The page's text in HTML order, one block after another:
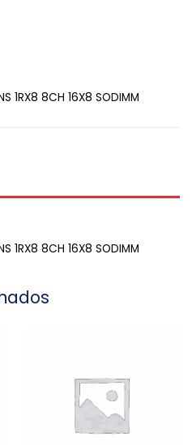
1RX8 8CH 16X8 SODIMM
1RX8 8CH 16X8 SODIMM